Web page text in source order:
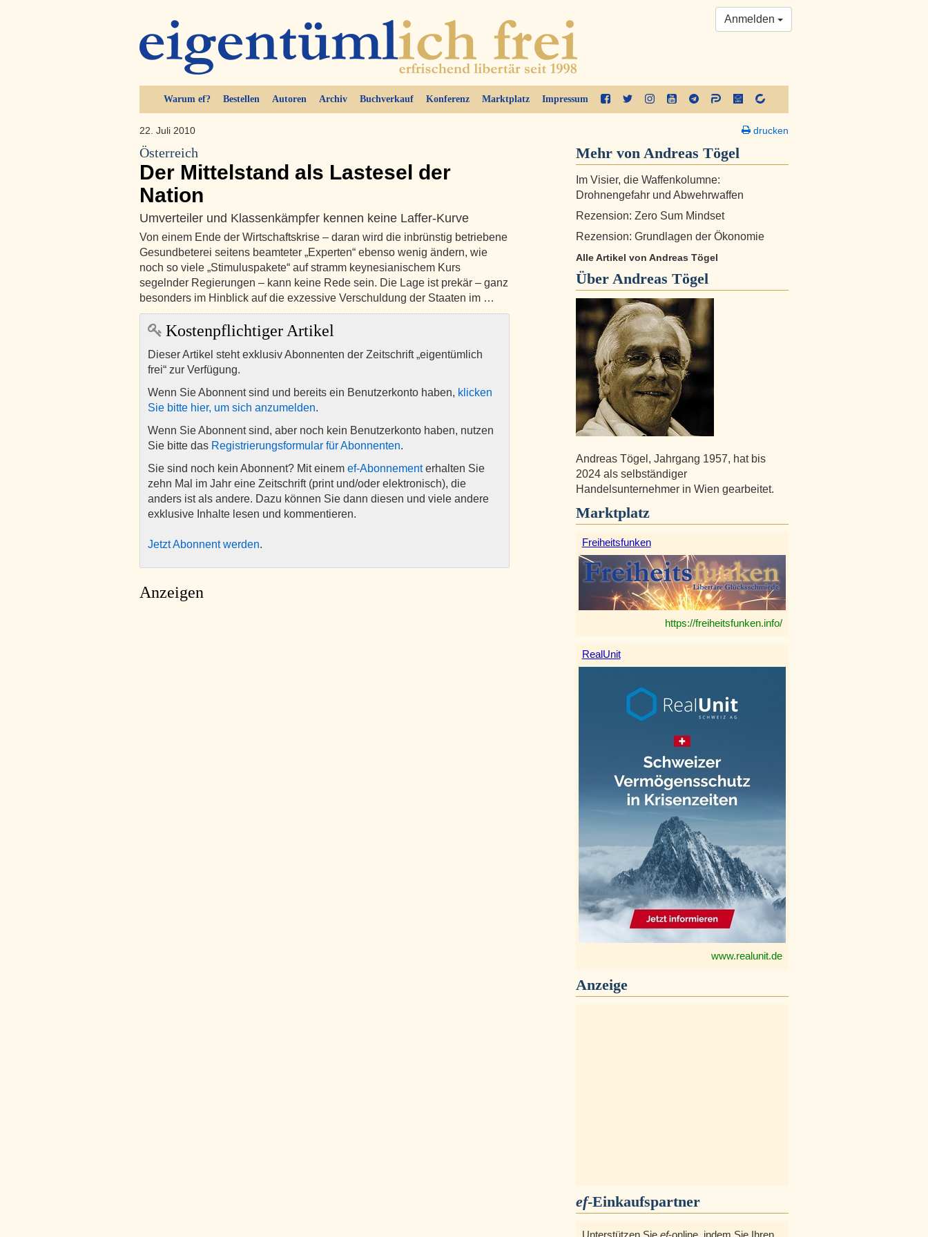
Warum ef? Bestellen Autoren Archiv Buchverkauf Konferenz Marktplatz Impressum
Anmelden
22. Juli 2010
Österreich
Der Mittelstand als Lastesel der
Nation
Umverteiler und Klassenkämpfer kennen keine Laffer-Kurve
Von einem Ende der Wirtschaftskrise – daran wird die inbrünstig betriebene
Gesundbeterei seitens beamteter „Experten“ ebenso wenig ändern, wie
noch so viele „Stimuluspakete“ auf stramm keynesianischem Kurs
segelnder Regierungen – kann keine Rede sein. Die Lage ist prekär – ganz
besonders im Hinblick auf die exzessive Verschuldung der Staaten im …
Kostenpflichtiger Artikel
Dieser Artikel steht exklusiv Abonnenten der Zeitschrift „eigentümlich
frei“ zur Verfügung.
Wenn Sie Abonnent sind und bereits ein Benutzerkonto haben, klicken
Sie bitte hier, um sich anzumelden.
Wenn Sie Abonnent sind, aber noch kein Benutzerkonto haben, nutzen
Sie bitte das Registrierungsformular für Abonnenten.
Sie sind noch kein Abonnent? Mit einem ef-Abonnementerhalten Sie
zehn Mal im Jahr eine Zeitschrift (print und/oder elektronisch), die
anders ist als andere. Dazu können Sie dann diesen und viele andere
exklusive Inhalte lesen und kommentieren.
Jetzt Abonnent werden.
Anzeigen
drucken
Mehr von Andreas Tögel
Im Visier, die Waffenkolumne:
Drohnengefahr und Abwehrwaffen
Rezension: Zero Sum Mindset
Rezension: Grundlagen der Ökonomie
Alle Artikel von Andreas Tögel
Über Andreas Tögel
Andreas Tögel, Jahrgang 1957, hat bis
2024 als selbständiger
Handelsunternehmer in Wien gearbeitet.
Marktplatz
Freiheitsfunken
https://freiheitsfunken.info/
RealUnit
www.realunit.de
Anzeige
ef-Einkaufspartner
Unterstützen Sie ef-online, indem Sie Ihren